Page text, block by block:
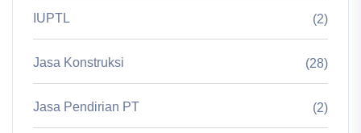
IUPTL (2)
Jasa Konstruksi (28)
Jasa Pendirian PT (2)